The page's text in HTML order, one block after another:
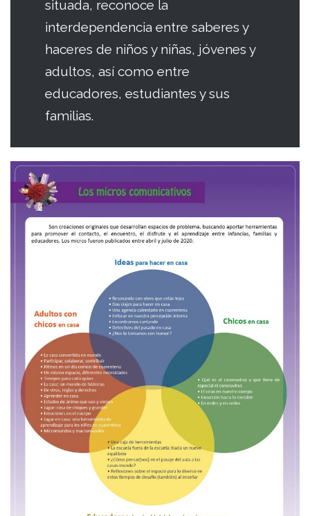
situada, reconoce la
interdependencia entre saberes y
haceres de niños y niñas, jóvenes y
adultos, así como entre
educadores, estudiantes y sus
familias.